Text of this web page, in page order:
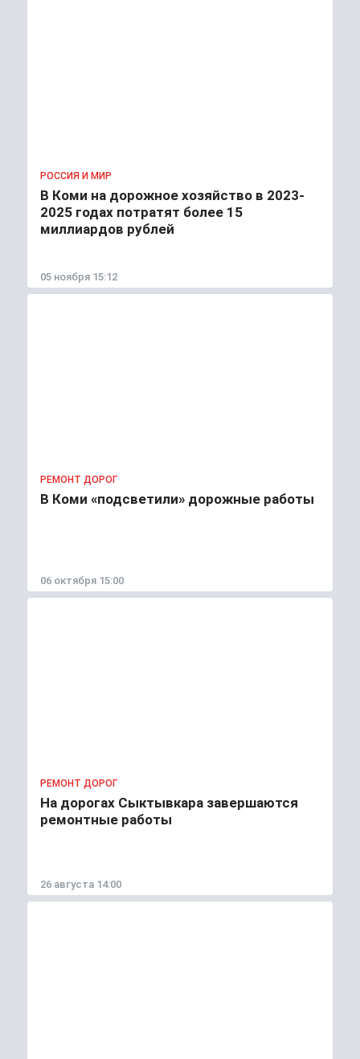
РОССИЯ И МИР
В Коми на дорожное хозяйство в 2023-
2025 годах потратят более 15
миллиардов рублей
05 ноября 15:12
РЕМОНТ ДОРОГ
В Коми «подсветили» дорожные работы
06 октября 15:00
РЕМОНТ ДОРОГ
На дорогах Сыктывкара завершаются
ремонтные работы
26 августа 14:00